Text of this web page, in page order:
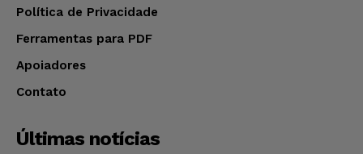
Política de Privacidade
Ferramentas para PDF
Apoiadores
Contato
Últimas notícias